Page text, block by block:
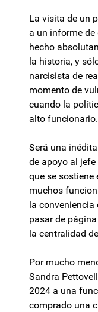
La visita de un
a un informe de
hecho
la historia, y
narcisista de
momento de
cuando la
alto funcionario.
Será una
de apoyo al
que se
muchos
la
pasar de
la centralidad
Por mucho
Sandra
2024 a una
comprado una